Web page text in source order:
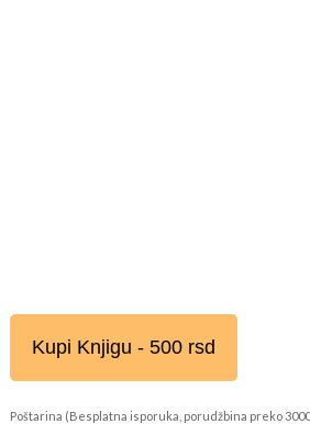
Kupi Knjigu - 500 rsd
Poštarina (Besplatna isporuka, porudžbina preko